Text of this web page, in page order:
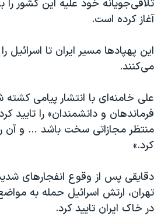
آغاز کرده است.
این پهپادها مسیر ایران تا
می‌کنند.
علی خامنه‌ای با انتشار پیامی
فرماندهان و دانشمندان» را تایید
منتظر مجازاتی سخت باشد … و آن
کرد.»
دقایقی پس از وقوع انفجارهای
تهران، ارتش اسرائیل حمله به
در خاک ایران تایید کرد.